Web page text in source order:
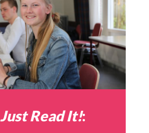
Just Read It!: